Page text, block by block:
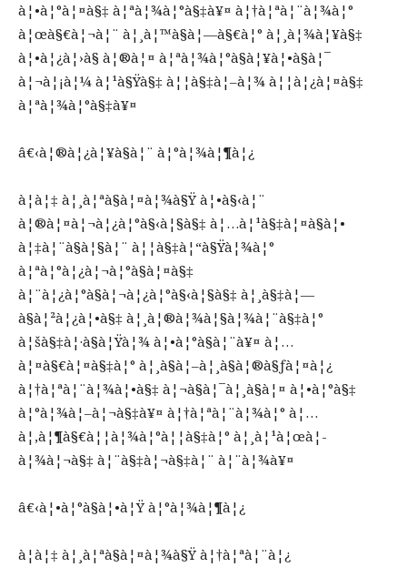
à¦•à¦°à¦¤à§‡ à¦ªà¦¾à¦°à§‡à¥¤ à¦†à¦ªà¦¨à¦¾à¦°
à¦œà§€à¦¬à¦¨ à¦¸à¦™à§à¦—à§€à¦° à¦¸à¦¾à¦¥à§‡
à¦•à¦¿à¦›à§ à¦®à¦¤ à¦ªà¦¾à¦°à§à¦¥à¦•à§à¦¯
à¦¬à¦¡à¦¼ à¦¹à§Ÿà§‡ à¦¦à§‡à¦–à¦¾ à¦¦à¦¿à¦¤à§‡
à¦ªà¦¾à¦°à§‡à¥¤
â€‹à¦®à¦¿à¦¥à§à¦¨ à¦°à¦¾à¦¶à¦¿
à¦à¦‡ à¦¸à¦ªà§à¦¤à¦¾à§Ÿ à¦•à§‹à¦¨
à¦®à¦¤à¦¬à¦¿à¦°à§‹à¦§à§‡ à¦…à¦¹à§‡à¦¤à§à¦•
à¦‡à¦¨à§à¦§à¦¨ à¦¦à§‡à¦“à§Ÿà¦¾à¦°
à¦ªà¦°à¦¿à¦¬à¦°à§à¦¤à§‡
à¦¨à¦¿à¦°à§à¦¬à¦¿à¦°à§‹à¦§à§‡ à¦¸à§‡à¦—
à§à¦²à¦¿à¦•à§‡ à¦¸à¦®à¦¾à¦§à¦¾à¦¨à§‡à¦°
à¦šà§‡à¦·à§à¦Ÿà¦¾ à¦•à¦°à§à¦¨à¥¤ à¦…
à¦¤à§€à¦¤à§‡à¦° à¦¸à§à¦–à¦¸à§à¦®à§ƒà¦¤à¦¿
à¦†à¦ªà¦¨à¦¾à¦•à§‡ à¦¬à§à¦¯à¦¸à§à¦¤ à¦•à¦°à§‡
à¦°à¦¾à¦–à¦¬à§‡à¥¤ à¦†à¦ªà¦¨à¦¾à¦° à¦…
à¦‚à¦¶à§€à¦¦à¦¾à¦°à¦¦à§‡à¦° à¦¸à¦¹à¦œà¦­
à¦¾à¦¬à§‡ à¦¨à§‡à¦¬à§‡à¦¨ à¦¨à¦¾à¥¤
â€‹à¦•à¦°à§à¦•à¦Ÿ à¦°à¦¾à¦¶à¦¿
à¦à¦‡ à¦¸à¦ªà§à¦¤à¦¾à§Ÿ à¦†à¦ªà¦¨à¦¿